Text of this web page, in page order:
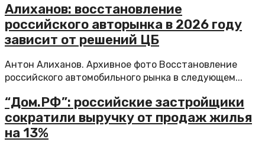
Алиханов: восстановление
российского авторынка в 2026 году
зависит от решений ЦБ
Антон Алиханов. Архивное фото Восстановление
российского автомобильного рынка в следующем...
“Дом.РФ”: российские застройщики
сократили выручку от продаж жилья
на 13%